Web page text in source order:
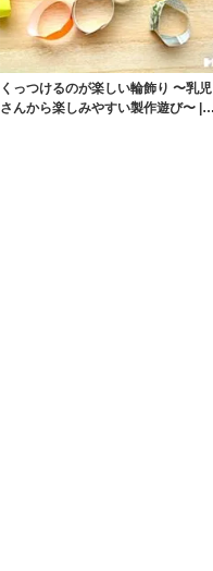
くっつけるのが楽しい輪飾り 〜乳児
さんから楽しみやすい製作遊び〜 |